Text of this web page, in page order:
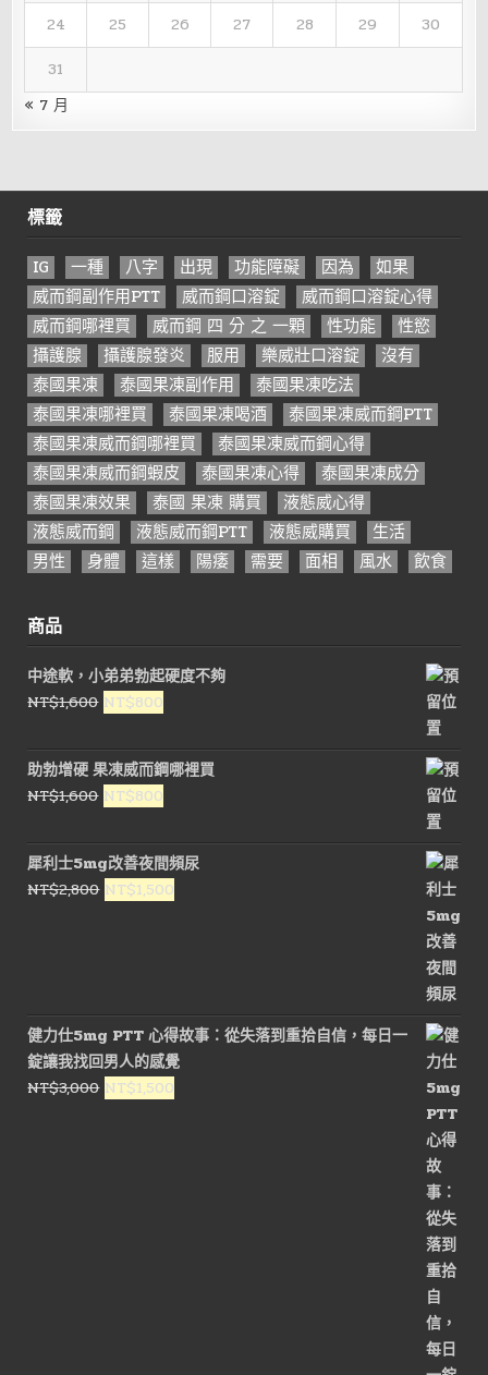
24
25 26 27 28 29
30
31
« 7 月
標籤
IG 一種 八字 出現 功能障礙 因為
如果
威而鋼副作用PTT
威而鋼口溶錠
威而鋼口溶錠心得
威而鋼哪裡買
威而鋼 四 分 之 一顆 性功能
性慾
攝護腺
攝護腺發炎 服用 樂威壯口溶錠
沒有
泰國果凍
泰國果凍副作用
泰國果凍吃法
泰國果凍哪裡買
泰國果凍喝酒
泰國果凍威而鋼PTT
泰國果凍威而鋼哪裡買
泰國果凍威而鋼心得
泰國果凍威而鋼蝦皮
泰國果凍心得
泰國果凍成分
泰國果凍效果
泰國 果凍 購買
液態威心得
液態威而鋼
液態威而鋼PTT 液態威購買
生活
男性
身體 這樣 陽痿 需要 面相 風水 飲食
商品
中途軟，小弟弟勃起硬度不夠
NT$1,600 原
價
格：
NT$1,600。
NT$800
價
格：
NT$800。
助勃增硬 果凍威而鋼哪裡買
NT$1,600 原
價
格：
NT$1,600。
NT$800
價
格：
NT$800。
犀利士5mg改善夜間頻尿
NT$2,800 原
NT$1,500
健力仕5mg PTT 心得故事：從失落到重拾自信，每日一
錠讓我找回男人的感覺
NT$3,000 原
NT$1,500